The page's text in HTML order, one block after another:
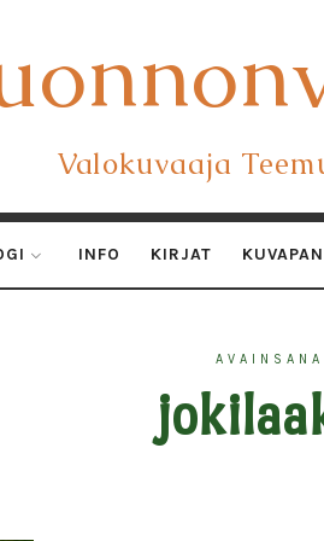
Valokuvaaja
INFO KIRJAT
AVAINSANA